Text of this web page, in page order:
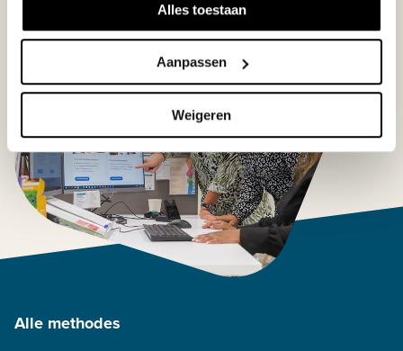
Alles toestaan
Aanpassen
Weigeren
Alle methodes